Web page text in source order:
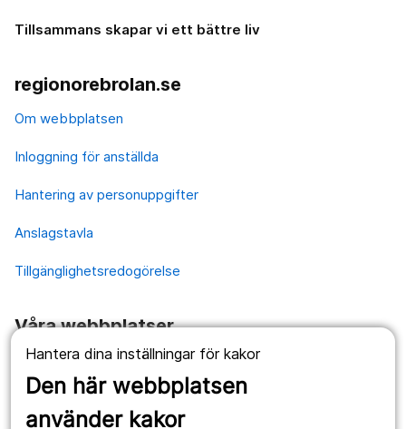
Hantera dina inställningar för kakor
Den här webbplatsen
använder kakor
Tillsammans skapar vi ett bättre liv
regionorebrolan.se
Om webbplatsen
Inloggning för anställda
Hantering av personuppgifter
Anslagstavla
Tillgänglighetsredogörelse
Våra webbplatser
1177.se
Länstrafiken